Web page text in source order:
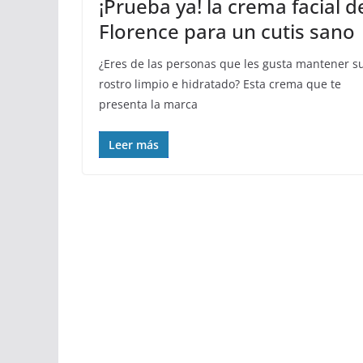
¡Prueba ya! la crema facial
Florence para un cutis sano
¿Eres de las personas que les gusta mantener
rostro limpio e hidratado? Esta crema que te
presenta la marca
Leer más